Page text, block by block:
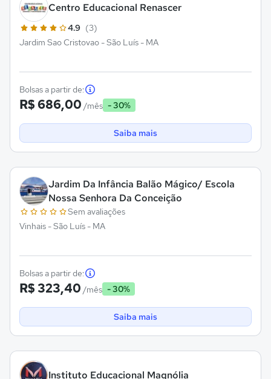
Centro Educacional Renascer
4.9 (3)
Jardim Sao Cristovao - São Luís - MA
Bolsas a partir de:
R$ 686,00 /mês - 30%
Saiba mais
Jardim Da Infância Balão Mágico/ Escola
Nossa Senhora Da Conceição
Sem avaliações
Vinhais - São Luís - MA
Bolsas a partir de:
R$ 323,40 /mês - 30%
Saiba mais
Instituto Educacional Magnólia